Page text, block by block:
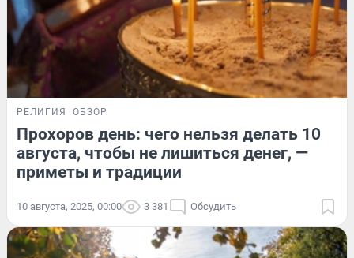
РЕЛИГИЯ ОБЗОР
Прохоров день: чего нельзя делать 10
августа, чтобы не лишиться денег, —
приметы и традиции
10 августа, 2025, 00:00 3 381 Обсудить